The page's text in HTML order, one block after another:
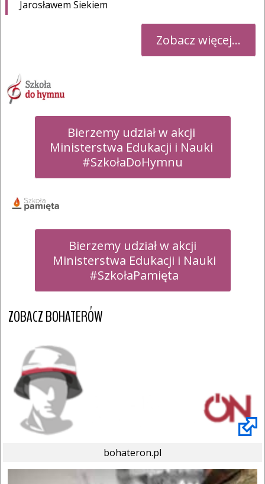
Jarosławem Siekiem
Zobacz więcej...
Bierzemy udział w akcji
Ministerstwa Edukacji i Nauki
#SzkołaDoHymnu
Bierzemy udział w akcji
#SzkołaPamięta
ZOBACZ BOHATERÓW
bohateron.pl